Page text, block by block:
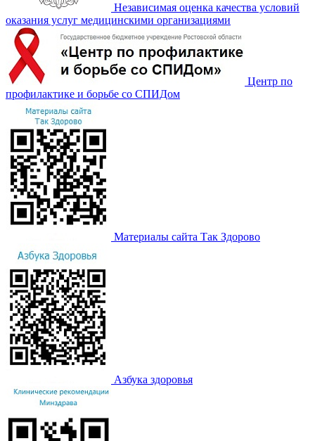
Независимая оценка качества условий
оказания услуг медицинскими организациями
Центр по
профилактике и борьбе со СПИДом
Материалы сайта Так Здорово
Азбука здоровья